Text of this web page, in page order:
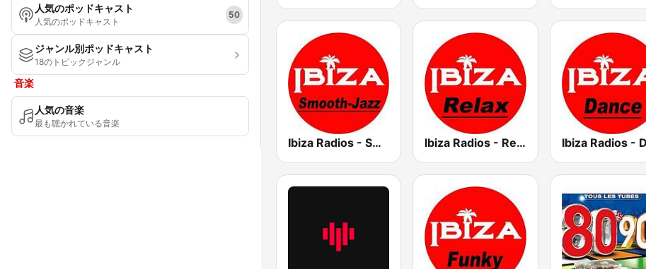
人気のポッドキャスト
人気のポッドキャスト
50
ジャンル別ポッドキャスト
18のトピックジャンル
音楽
人気の音楽
最も聴かれている音楽
Ibiza Radios - Smooth Jazz Ibiza Radios - Relax